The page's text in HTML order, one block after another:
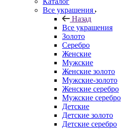
Все украшения
Назад
Все украшения
Золото
Серебро
Женские
Мужские
Женские золото
Мужские-золото
Женские серебро
Мужские серебро
Детские
Детские золото
Детские серебро